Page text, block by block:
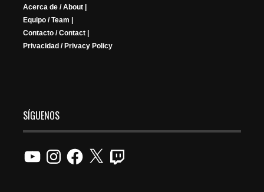
Acerca de / About |
Equipo / Team |
Contacto / Contact |
Privacidad / Privacy Policy
SÍGUENOS
YouTubeInstagramFacebook
X Twitch